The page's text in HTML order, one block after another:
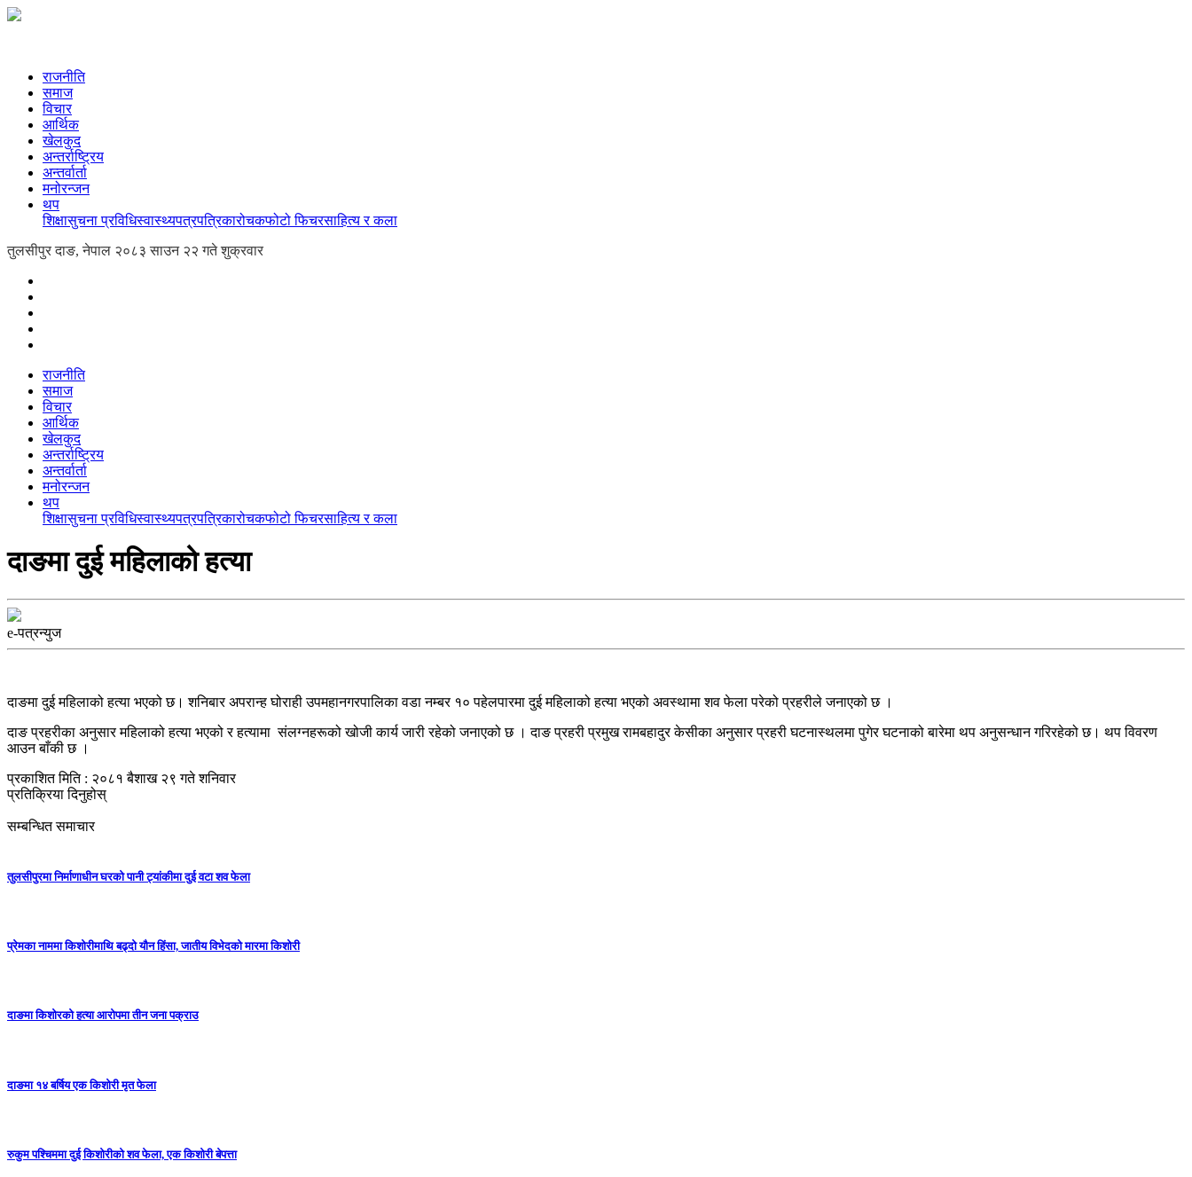
राजनीति
समाज
विचार
आर्थिक
खेलकुद
अन्तर्राष्ट्रिय
अन्तर्वार्ता
मनोरन्जन
थप
शिक्षासुचना प्रविधिस्वास्थ्यपत्रपत्रिकारोचकफोटो फिचरसाहित्य र कला
तुलसीपुर दाङ, नेपाल २०८३ साउन २२ गते शुक्रवार
राजनीति
समाज
विचार
आर्थिक
खेलकुद
अन्तर्राष्ट्रिय
अन्तर्वार्ता
मनोरन्जन
थप
शिक्षासुचना प्रविधिस्वास्थ्यपत्रपत्रिकारोचकफोटो फिचरसाहित्य र कला
दाङमा दुई महिलाको हत्या
e-पत्रन्युज
दाङमा दुई महिलाको हत्या भएको छ। शनिबार अपरान्ह घोराही उपमहानगरपालिका वडा नम्बर १० पहेलपारमा दुई महिलाको हत्या भएको अवस्थामा शव फेला परेको प्रहरीले जनाएको छ ।
दाङ प्रहरीका अनुसार महिलाको हत्या भएको र हत्यामा संलग्नहरूको खोजी कार्य जारी रहेको जनाएको छ । दाङ प्रहरी प्रमुख रामबहादुर केसीका अनुसार प्रहरी घटनास्थलमा पुगेर घटनाको बारेमा थप अनुसन्धान गरिरहेको छ। थप विवरण
आउन बाँकी छ ।
प्रकाशित मिति : २०८१ बैशाख २९ गते शनिवार
प्रतिक्रिया दिनुहोस्
सम्बन्धित समाचार
तुलसीपुरमा निर्माणाधीन घरको पानी ट्यांकीमा दुई वटा शव फेला
प्रेमका नाममा किशोरीमाथि बढ्दो यौन हिंसा, जातीय विभेदको मारमा किशोरी
दाङमा किशोरको हत्या आरोपमा तीन जना पक्राउ
दाङमा १४ बर्षिय एक किशोरी मृत फेला
रुकुम पश्चिममा दुई किशोरीको शव फेला, एक किशोरी बेपत्ता